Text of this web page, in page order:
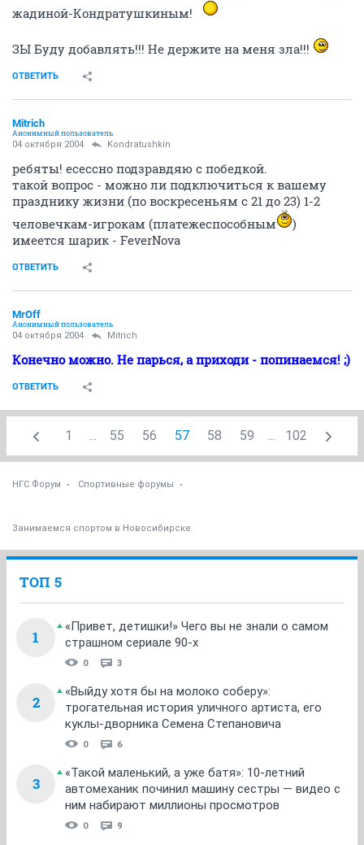
жадиной-Кондратушкиным!
ЗЫ Буду добавлять!!! Не держите на меня зла!!!
ОТВЕТИТЬ
Mitrich
Анонимный пользователь
04 октября 2004 Kondratushkin
ребяты! есессно подзравдяю с победкой.
такой вопрос - можно ли подключиться к вашему
празднику жизни (по воскресеньям с 21 до 23) 1-2
человечкам-игрокам (платежеспособным
)
имеется шарик - FeverNova
ОТВЕТИТЬ
MrOff
Анонимный пользователь
04 октября 2004 Mitrich
Конечно можно. Не парься, а приходи - попинаемся! ;)
ОТВЕТИТЬ
1 ... 55 56 57 58 59 ... 102
НГС.Форум Спортивные форумы
Занимаемся спортом в Новосибирске
ТОП 5
1
«Привет, детишки!» Чего вы не знали о самом
страшном сериале 90-х
0 3
2
«Выйду хотя бы на молоко соберу»:
трогательная история уличного артиста, его
куклы-дворника Семена Степановича
0 6
3
«Такой маленький, а уже батя»: 10-летний
автомеханик починил машину сестры — видео с
ним набирают миллионы просмотров
0 9